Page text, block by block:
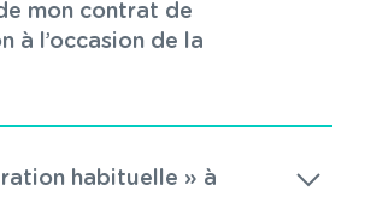
mon contrat de
à l’occasion de la
habituelle » à